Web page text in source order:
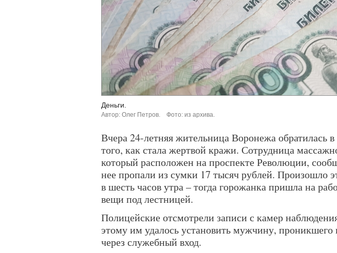
Деньги.
Автор: Олег Петров. Фото: из архива.
Вчера 24-летняя жительница Воронежа обратилась
того, как стала жертвой кражи. Сотрудница
который расположен на проспекте Революции,
нее пропали из сумки 17 тысяч рублей. Произошло
в шесть часов утра – тогда горожанка пришла на
вещи под лестницей.
Полицейские отсмотрели записи с камер
этому им удалось установить мужчину,
через служебный вход.